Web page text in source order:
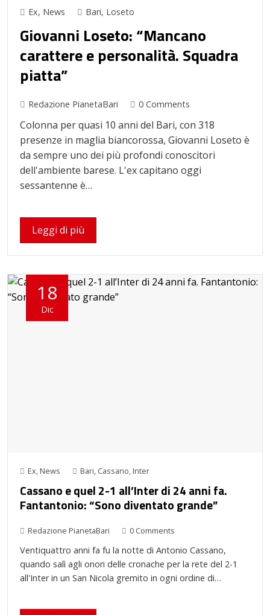
Ex, News Bari, Loseto
Giovanni Loseto: “Mancano
carattere e personalità. Squadra
piatta”
Redazione PianetaBari 0 Comments
Colonna per quasi 10 anni del Bari, con 318
presenze in maglia biancorossa, Giovanni Loseto è
da sempre uno dei più profondi conoscitori
dell'ambiente barese. L'ex capitano oggi
sessantenne è…
Leggi di più
18
Dic
Ex, News Bari, Cassano, Inter
Cassano e quel 2-1 all’Inter di 24 anni fa.
Fantantonio: “Sono diventato grande”
Redazione PianetaBari 0 Comments
Ventiquattro anni fa fu la notte di Antonio Cassano,
quando salì agli onori delle cronache per la rete del 2-1
all'Inter in un San Nicola gremito in ogni ordine di…